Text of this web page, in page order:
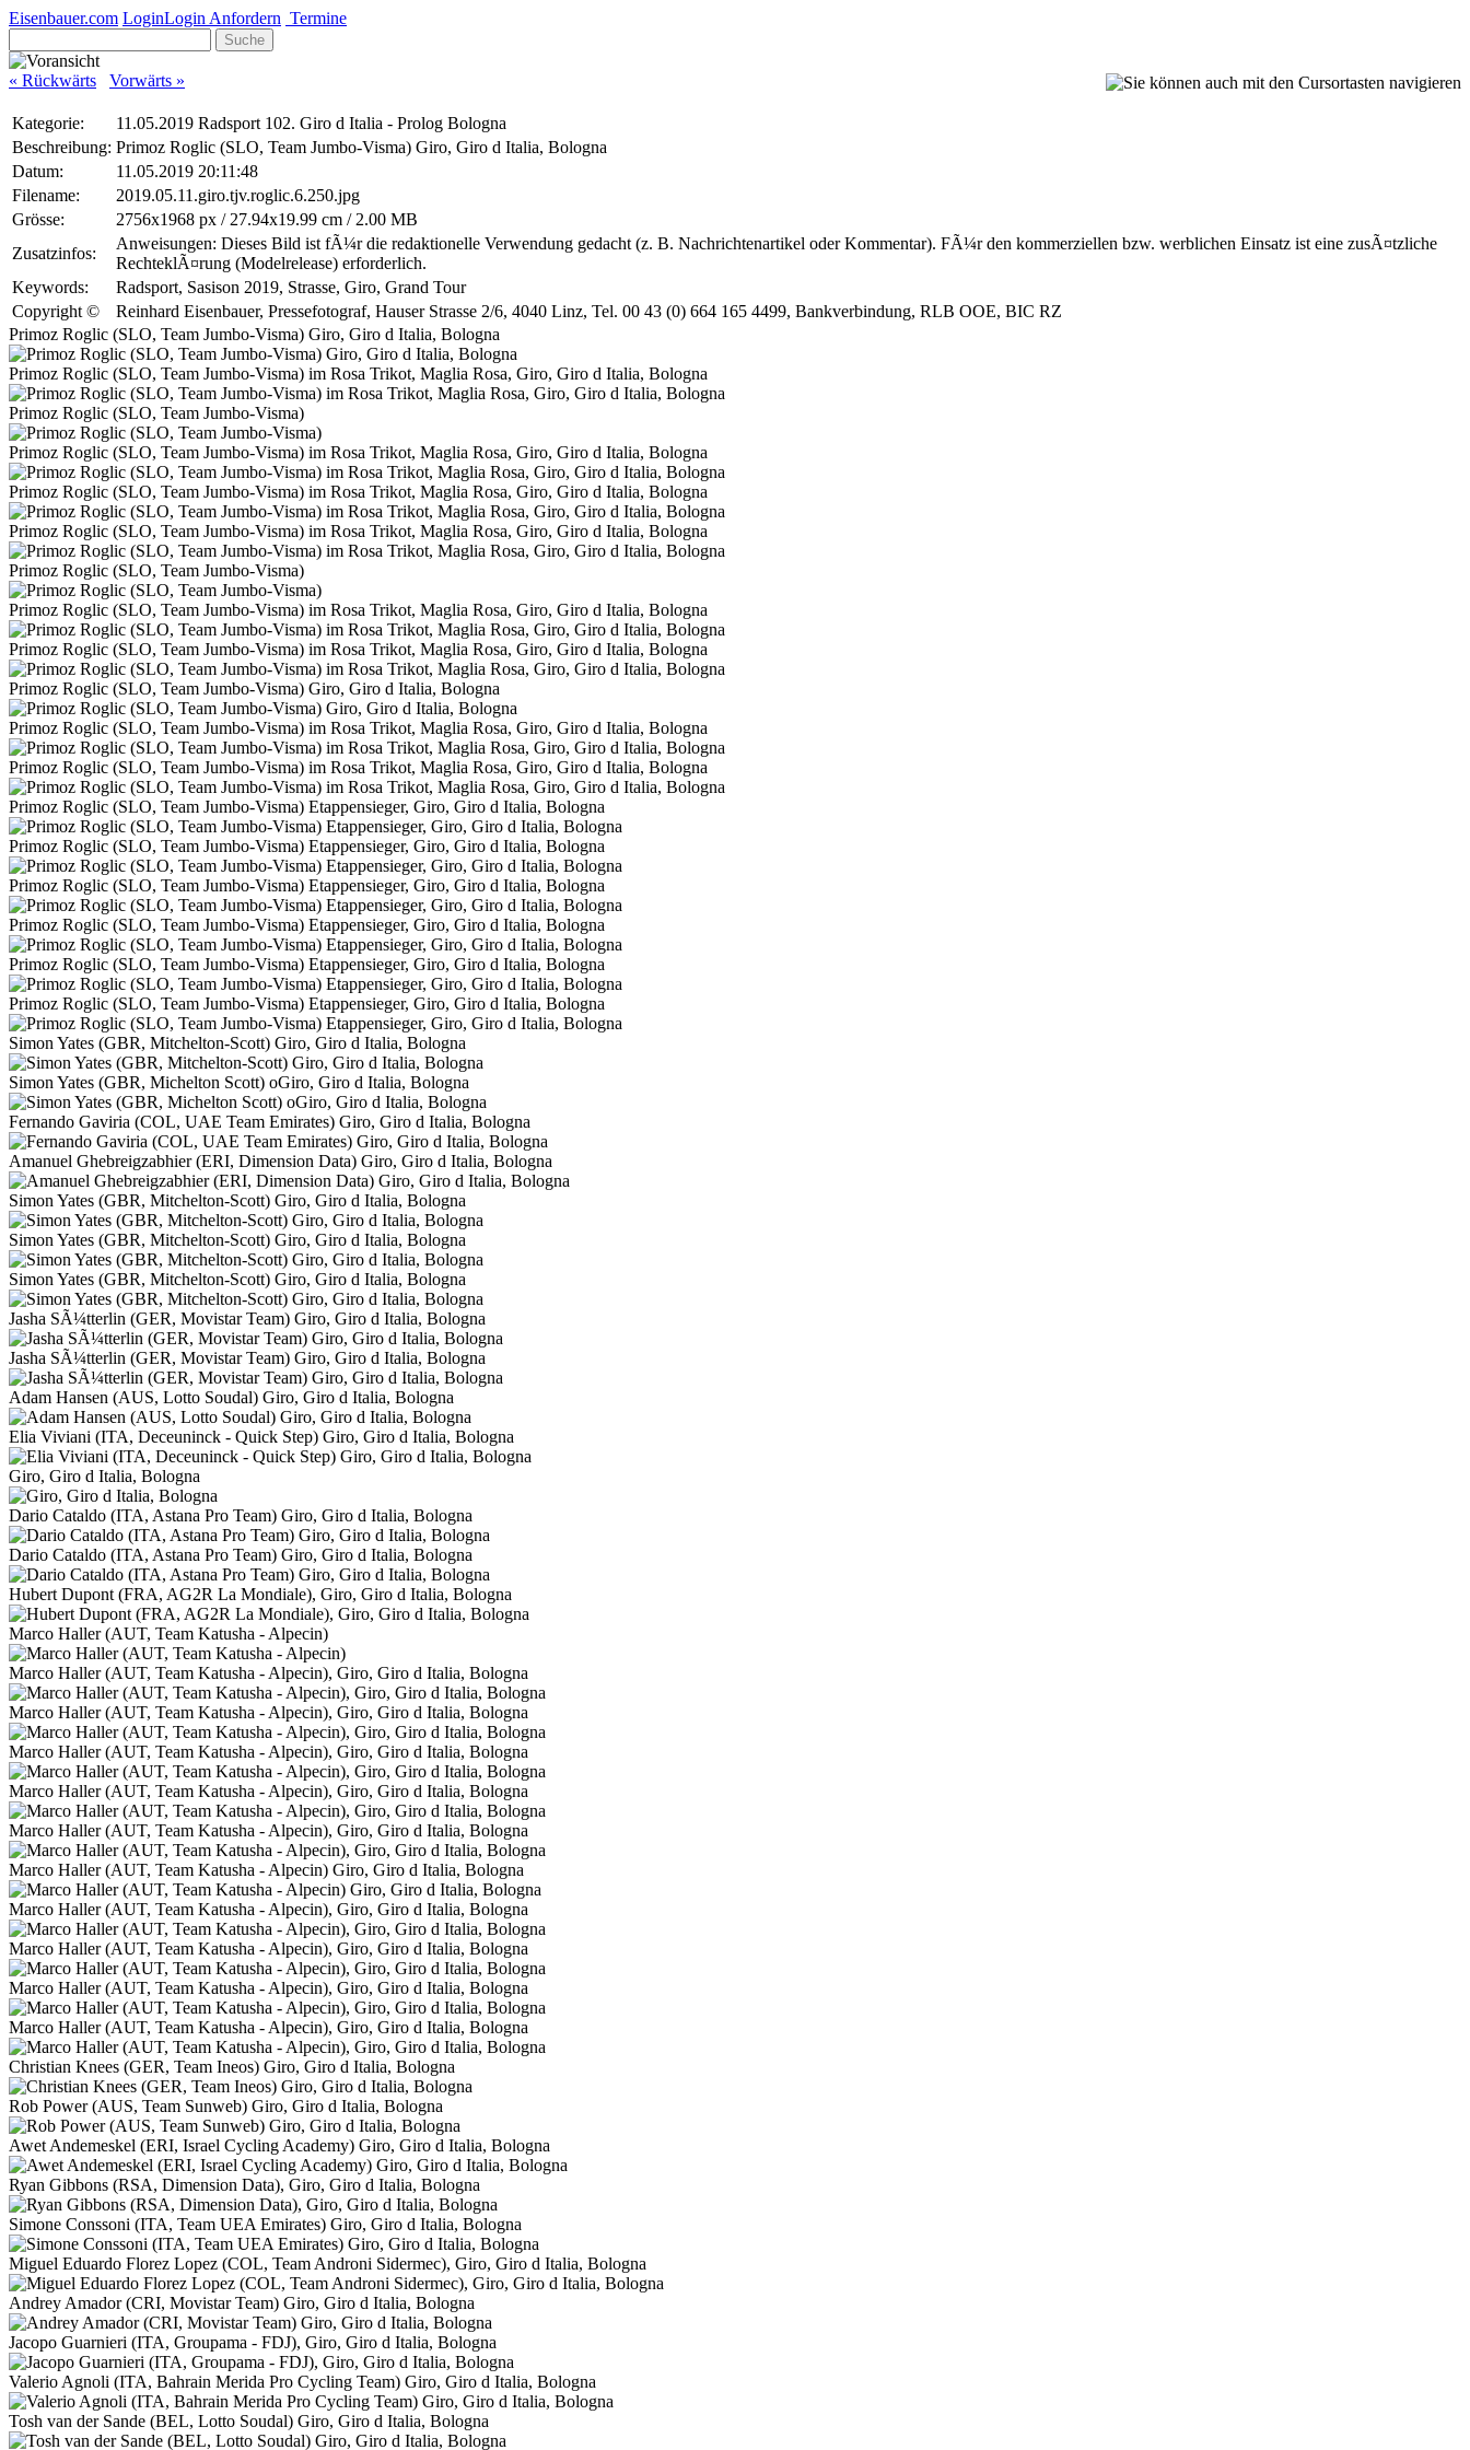
Eisenbauer.com LoginLogin Anfordern Termine
Suche
« Rückwärts Vorwärts »
Kategorie:
11.05.2019 Radsport 102. Giro d Italia - Prolog Bologna
Beschreibung: Primoz Roglic (SLO, Team Jumbo-Visma) Giro, Giro d Italia, Bologna
Datum:
11.05.2019 20:11:48
Filename:
2019.05.11.giro.tjv.roglic.6.250.jpg
Grösse:
2756x1968 px / 27.94x19.99 cm / 2.00 MB
Zusatzinfos:
Anweisungen: Dieses Bild ist fÃ¼r die redaktionelle Verwendung gedacht (z. B. Nachrichtenartikel oder Kommentar). FÃ¼r den kommerziellen bzw. werblichen Einsatz ist eine zusÃ¤tzliche
RechteklÃ¤rung (Modelrelease) erforderlich.
Keywords:
Radsport, Sasison 2019, Strasse, Giro, Grand Tour
Copyright ©
Reinhard Eisenbauer, Pressefotograf, Hauser Strasse 2/6, 4040 Linz, Tel. 00 43 (0) 664 165 4499, Bankverbindung, RLB OOE, BIC RZ
Primoz Roglic (SLO, Team Jumbo-Visma) Giro, Giro d Italia, Bologna
Primoz Roglic (SLO, Team Jumbo-Visma) im Rosa Trikot, Maglia Rosa, Giro, Giro d Italia, Bologna
Primoz Roglic (SLO, Team Jumbo-Visma)
Primoz Roglic (SLO, Team Jumbo-Visma) im Rosa Trikot, Maglia Rosa, Giro, Giro d Italia, Bologna
Primoz Roglic (SLO, Team Jumbo-Visma) im Rosa Trikot, Maglia Rosa, Giro, Giro d Italia, Bologna
Primoz Roglic (SLO, Team Jumbo-Visma) im Rosa Trikot, Maglia Rosa, Giro, Giro d Italia, Bologna
Primoz Roglic (SLO, Team Jumbo-Visma)
Primoz Roglic (SLO, Team Jumbo-Visma) im Rosa Trikot, Maglia Rosa, Giro, Giro d Italia, Bologna
Primoz Roglic (SLO, Team Jumbo-Visma) im Rosa Trikot, Maglia Rosa, Giro, Giro d Italia, Bologna
Primoz Roglic (SLO, Team Jumbo-Visma) Giro, Giro d Italia, Bologna
Primoz Roglic (SLO, Team Jumbo-Visma) im Rosa Trikot, Maglia Rosa, Giro, Giro d Italia, Bologna
Primoz Roglic (SLO, Team Jumbo-Visma) im Rosa Trikot, Maglia Rosa, Giro, Giro d Italia, Bologna
Primoz Roglic (SLO, Team Jumbo-Visma) Etappensieger, Giro, Giro d Italia, Bologna
Primoz Roglic (SLO, Team Jumbo-Visma) Etappensieger, Giro, Giro d Italia, Bologna
Primoz Roglic (SLO, Team Jumbo-Visma) Etappensieger, Giro, Giro d Italia, Bologna
Primoz Roglic (SLO, Team Jumbo-Visma) Etappensieger, Giro, Giro d Italia, Bologna
Primoz Roglic (SLO, Team Jumbo-Visma) Etappensieger, Giro, Giro d Italia, Bologna
Primoz Roglic (SLO, Team Jumbo-Visma) Etappensieger, Giro, Giro d Italia, Bologna
Simon Yates (GBR, Mitchelton-Scott) Giro, Giro d Italia, Bologna
Simon Yates (GBR, Michelton Scott) oGiro, Giro d Italia, Bologna
Fernando Gaviria (COL, UAE Team Emirates) Giro, Giro d Italia, Bologna
Amanuel Ghebreigzabhier (ERI, Dimension Data) Giro, Giro d Italia, Bologna
Simon Yates (GBR, Mitchelton-Scott) Giro, Giro d Italia, Bologna
Simon Yates (GBR, Mitchelton-Scott) Giro, Giro d Italia, Bologna
Simon Yates (GBR, Mitchelton-Scott) Giro, Giro d Italia, Bologna
Jasha SÃ¼tterlin (GER, Movistar Team) Giro, Giro d Italia, Bologna
Jasha SÃ¼tterlin (GER, Movistar Team) Giro, Giro d Italia, Bologna
Adam Hansen (AUS, Lotto Soudal) Giro, Giro d Italia, Bologna
Elia Viviani (ITA, Deceuninck - Quick Step) Giro, Giro d Italia, Bologna
Giro, Giro d Italia, Bologna
Dario Cataldo (ITA, Astana Pro Team) Giro, Giro d Italia, Bologna
Dario Cataldo (ITA, Astana Pro Team) Giro, Giro d Italia, Bologna
Hubert Dupont (FRA, AG2R La Mondiale), Giro, Giro d Italia, Bologna
Marco Haller (AUT, Team Katusha - Alpecin)
Marco Haller (AUT, Team Katusha - Alpecin), Giro, Giro d Italia, Bologna
Marco Haller (AUT, Team Katusha - Alpecin), Giro, Giro d Italia, Bologna
Marco Haller (AUT, Team Katusha - Alpecin), Giro, Giro d Italia, Bologna
Marco Haller (AUT, Team Katusha - Alpecin), Giro, Giro d Italia, Bologna
Marco Haller (AUT, Team Katusha - Alpecin), Giro, Giro d Italia, Bologna
Marco Haller (AUT, Team Katusha - Alpecin) Giro, Giro d Italia, Bologna
Marco Haller (AUT, Team Katusha - Alpecin), Giro, Giro d Italia, Bologna
Marco Haller (AUT, Team Katusha - Alpecin), Giro, Giro d Italia, Bologna
Marco Haller (AUT, Team Katusha - Alpecin), Giro, Giro d Italia, Bologna
Marco Haller (AUT, Team Katusha - Alpecin), Giro, Giro d Italia, Bologna
Christian Knees (GER, Team Ineos) Giro, Giro d Italia, Bologna
Rob Power (AUS, Team Sunweb) Giro, Giro d Italia, Bologna
Awet Andemeskel (ERI, Israel Cycling Academy) Giro, Giro d Italia, Bologna
Ryan Gibbons (RSA, Dimension Data), Giro, Giro d Italia, Bologna
Simone Conssoni (ITA, Team UEA Emirates) Giro, Giro d Italia, Bologna
Miguel Eduardo Florez Lopez (COL, Team Androni Sidermec), Giro, Giro d Italia, Bologna
Andrey Amador (CRI, Movistar Team) Giro, Giro d Italia, Bologna
Jacopo Guarnieri (ITA, Groupama - FDJ), Giro, Giro d Italia, Bologna
Valerio Agnoli (ITA, Bahrain Merida Pro Cycling Team) Giro, Giro d Italia, Bologna
Tosh van der Sande (BEL, Lotto Soudal) Giro, Giro d Italia, Bologna